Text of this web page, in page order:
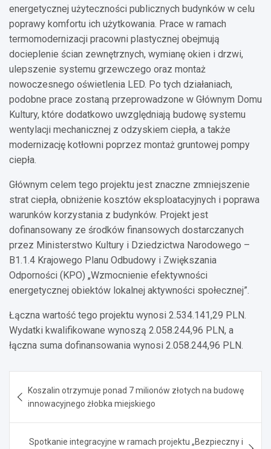
energetycznej użyteczności publicznych budynków w celu
poprawy komfortu ich użytkowania. Prace w ramach
termomodernizacji pracowni plastycznej obejmują
docieplenie ścian zewnętrznych, wymianę okien i drzwi,
ulepszenie systemu grzewczego oraz montaż
nowoczesnego oświetlenia LED. Po tych działaniach,
podobne prace zostaną przeprowadzone w Głównym Domu
Kultury, które dodatkowo uwzględniają budowę systemu
wentylacji mechanicznej z odzyskiem ciepła, a także
modernizację kotłowni poprzez montaż gruntowej pompy
ciepła.
Głównym celem tego projektu jest znaczne zmniejszenie
strat ciepła, obniżenie kosztów eksploatacyjnych i poprawa
warunków korzystania z budynków. Projekt jest
dofinansowany ze środków finansowych dostarczanych
przez Ministerstwo Kultury i Dziedzictwa Narodowego –
B1.1.4 Krajowego Planu Odbudowy i Zwiększania
Odporności (KPO) „Wzmocnienie efektywności
energetycznej obiektów lokalnej aktywności społecznej”.
Łączna wartość tego projektu wynosi 2.534.141,29 PLN.
Wydatki kwalifikowane wynoszą 2.058.244,96 PLN, a
łączna suma dofinansowania wynosi 2.058.244,96 PLN.
wpisu
Koszalin otrzymuje ponad 7 milionów złotych na budowę
innowacyjnego żłobka miejskiego
Spotkanie integracyjne w ramach projektu „Bezpieczny i